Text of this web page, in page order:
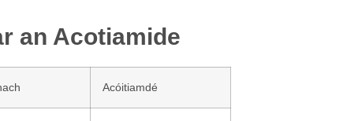
an Acotiamide
Acóitiamdé